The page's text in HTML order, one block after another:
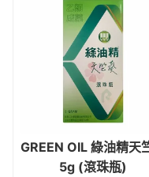
GREEN OIL 綠油精天
5g (滾珠瓶)